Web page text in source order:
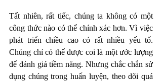
Tất nhiên, rất tiếc, chúng ta không có một
công thức nào có thể chính xác hơn. Vì việc
phát triển chiều cao có rất nhiều yếu tố.
Chúng chỉ có thể được coi là một ước lượng
để đánh giá tiềm năng. Nhưng chắc chắn sử
dụng chúng trong huấn luyện, theo dõi quá